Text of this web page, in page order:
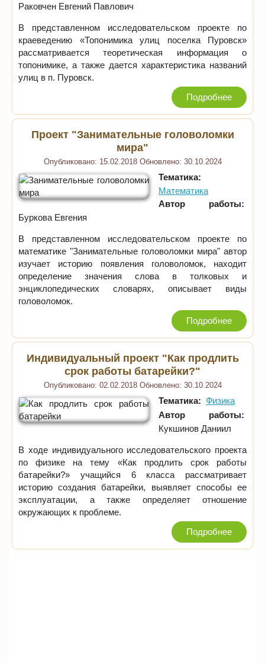
Раковчен Евгений Павлович
В представленном исследовательском проекте по
краеведению «Топонимика улиц поселка Пуровск»
рассматривается теоретическая информация о
топонимике, а также дается характеристика названий
улиц в п. Пуровск.
Подробнее
Проект "Занимательные головоломки
мира"
Опубликовано: 15.02.2018 Обновлено: 30.10.2024
Тематика:
Математика
Автор работы:
Буркова Евгения
В представленном исследовательском проекте по
математике "Занимательные головоломки мира" автор
изучает историю появления головоломок, находит
определение значения слова в толковых и
энциклопедических словарях, описывает виды
головоломок.
Подробнее
Индивидуальный проект "Как продлить
срок работы батарейки?"
Опубликовано: 02.02.2018 Обновлено: 30.10.2024
Тематика: Физика
Автор работы:
Кукшинов Даниил
В ходе индивидуального исследовательского проекта
по физике на тему «Как продлить срок работы
батарейки?» учащийся 6 класса рассматривает
историю создания батарейки, выявляет способы ее
эксплуатации, а также определяет отношение
окружающих к проблеме.
Подробнее